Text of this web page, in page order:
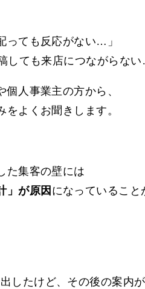
っても反応がない…」
しても来店につながらない
個人事業主の方から、
をよくお聞きします。
た集客の壁には
」が原因 になっていること
したけど、その後の案内